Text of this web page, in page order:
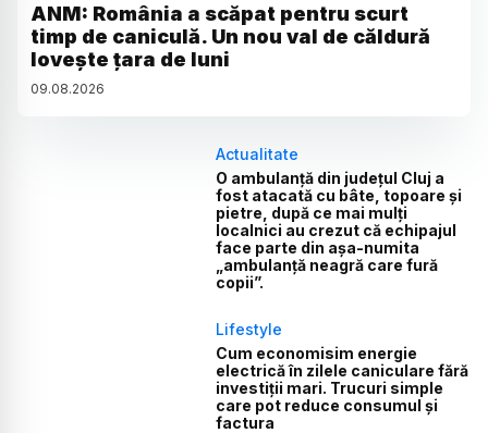
ANM: România a scăpat pentru scurt
timp de caniculă. Un nou val de căldură
lovește țara de luni
09.08.2026
Actualitate
O ambulanță din județul Cluj a
fost atacată cu bâte, topoare și
pietre, după ce mai mulți
localnici au crezut că echipajul
face parte din așa-numita
„ambulanță neagră care fură
copii”.
Lifestyle
Cum economisim energie
electrică în zilele caniculare fără
investiții mari. Trucuri simple
care pot reduce consumul și
factura